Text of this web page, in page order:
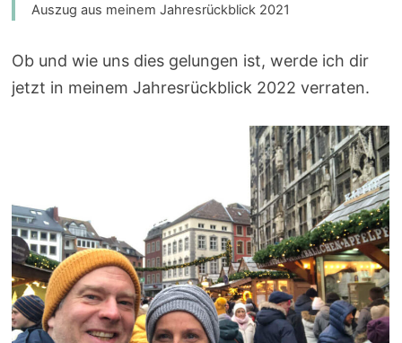
Auszug aus meinem Jahresrückblick 2021
Ob und wie uns dies gelungen ist, werde ich dir
jetzt in meinem Jahresrückblick 2022 verraten.